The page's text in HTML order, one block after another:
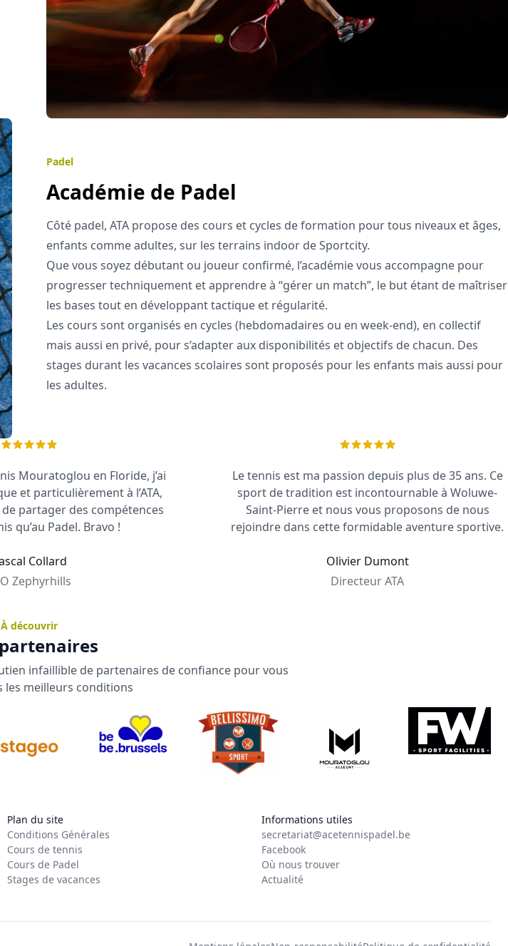
Padel
Académie de Padel
Côté padel, ATA propose des cours et cycles de formation pour tous niveaux et âges,
enfants comme adultes, sur les terrains indoor de Sportcity.
Que vous soyez débutant ou joueur confirmé, l’académie vous accompagne pour
progresser techniquement et apprendre à “gérer un match”, le but étant de maîtriser
les bases tout en développant tactique et régularité.
Les cours sont organisés en cycles (hebdomadaires ou en week-end), en collectif
mais aussi en privé, pour s’adapter aux disponibilités et objectifs de chacun. Des
stages durant les vacances scolaires sont proposés pour les enfants mais aussi pour
les adultes.
Mouratoglou en Floride, j’ai
et particulièrement à l’ATA,
partager des compétences
qu’au Padel. Bravo !
Collard
Zephyrhills
Le tennis est ma passion depuis plus de 35 ans. Ce
sport de tradition est incontournable à Woluwe-
Saint-Pierre et nous vous proposons de nous
rejoindre dans cette formidable aventure sportive.
Olivier Dumont
Directeur ATA
À découvrir
infaillible de partenaires de confiance pour vous
les meilleurs conditions
Plan du site
Conditions Générales
Cours de tennis
Cours de Padel
Stages de vacances
Informations utiles
secretariat@acetennispadel.be
Facebook
Où nous trouver
Actualité